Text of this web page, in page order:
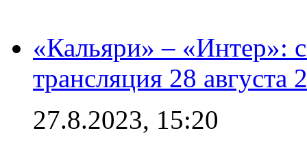
«Кальяри» – «Интер»:
трансляция 28 августа
27.8.2023, 15:20